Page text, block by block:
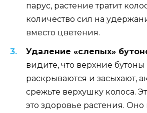
парус, растение тратит
количество сил на
вместо цветения.
Удаление «слепых»
видите, что верхние бутоны
раскрываются и засыхают,
срежьте верхушку колоса.
это здоровье растения. Оно